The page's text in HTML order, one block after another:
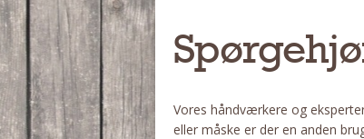
Vores håndværkere og
eller måske er der en anden